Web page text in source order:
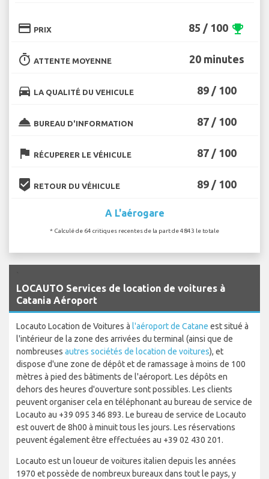
credit_card PRIX 85 / 100 emoji_events
timer ATTENTE MOYENNE 20 minutes
directions_car LA QUALITÉ DU VEHICULE 89 / 100
room_service BUREAU D'INFORMATION 87 / 100
flag RÉCUPERER LE VÉHICULE 87 / 100
beenhere RETOUR DU VÉHICULE 89 / 100
A L'aérogare
* Calculé de 64 critiques recentes de la part de 4843 le totale
LOCAUTO Services de location de voitures à
Catania Aéroport
Locauto Location de Voitures à l'aéroport de Catane est situé à
l'intérieur de la zone des arrivées du terminal (ainsi que de
nombreuses autres sociétés de location de voitures), et
dispose d'une zone de dépôt et de ramassage à moins de 100
mètres à pied des bâtiments de l'aéroport. Les dépôts en
dehors des heures d'ouverture sont possibles. Les clients
peuvent organiser cela en téléphonant au bureau de service de
Locauto au +39 095 346 893. Le bureau de service de Locauto
est ouvert de 8h00 à minuit tous les jours. Les réservations
peuvent également être effectuées au +39 02 430 201.
Locauto est un loueur de voitures italien depuis les années
1970 et possède de nombreux bureaux dans tout le pays, y